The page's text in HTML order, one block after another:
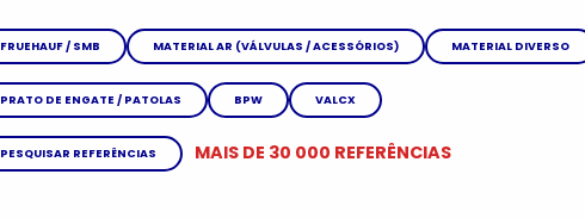
FRUEHAUF / SMB MATERIAL AR (VÁLVULAS / ACESSÓRIOS) MATERIAL DIVERSO
PRATO DE ENGATE / PATOLAS BPW VALCX
PESQUISAR REFERÊNCIAS MAIS DE 30 000 REFERÊNCIAS